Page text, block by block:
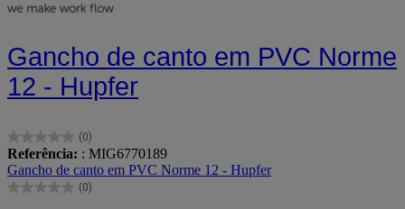
Gancho de canto em PVC Norme
12 - Hupfer
(0)
0.0
em
5
estrelas.
Referência: : MIG6770189
Gancho de canto em PVC Norme 12 - Hupfer
(0)
0.0